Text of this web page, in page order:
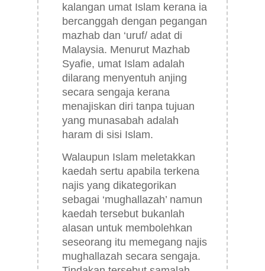
kalangan umat Islam kerana ia
bercanggah dengan pegangan
mazhab dan ‘uruf/ adat di
Malaysia. Menurut Mazhab
Syafie, umat Islam adalah
dilarang menyentuh anjing
secara sengaja kerana
menajiskan diri tanpa tujuan
yang munasabah adalah
haram di sisi Islam.
Walaupun Islam meletakkan
kaedah sertu apabila terkena
najis yang dikategorikan
sebagai ‘mughallazah’ namun
kaedah tersebut bukanlah
alasan untuk membolehkan
seseorang itu memegang najis
mughallazah secara sengaja.